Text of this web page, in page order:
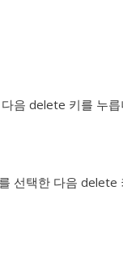
음 delete 키를 누
선택한 다음 delete